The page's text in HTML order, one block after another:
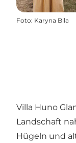
Foto: Karyna Bila
Villa Huno
Landschaft
Hügeln und